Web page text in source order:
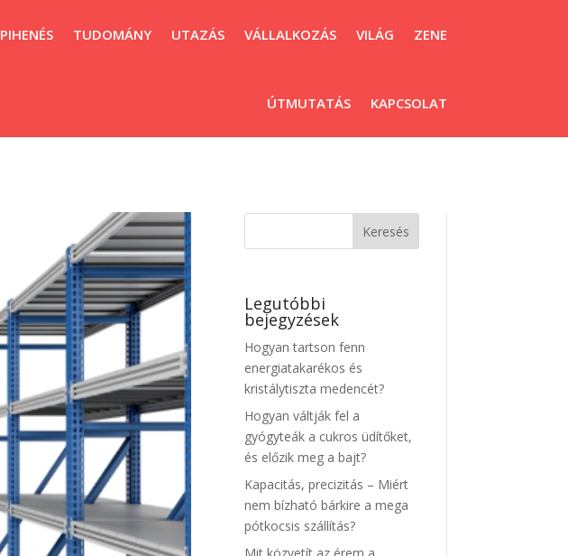
PIHENÉS TUDOMÁNY UTAZÁS VÁLLALKOZÁS VILÁG ZENE
ÚTMUTATÁS KAPCSOLAT
Legutóbbi
bejegyzések
Hogyan tartson fenn
energiatakarékos és
kristálytiszta medencét?
Hogyan váltják fel a
gyógyteák a cukros üdítőket,
és előzik meg a bajt?
Kapacitás, precizitás – Miért
nem bízható bárkire a mega
pótkocsis szállítás?